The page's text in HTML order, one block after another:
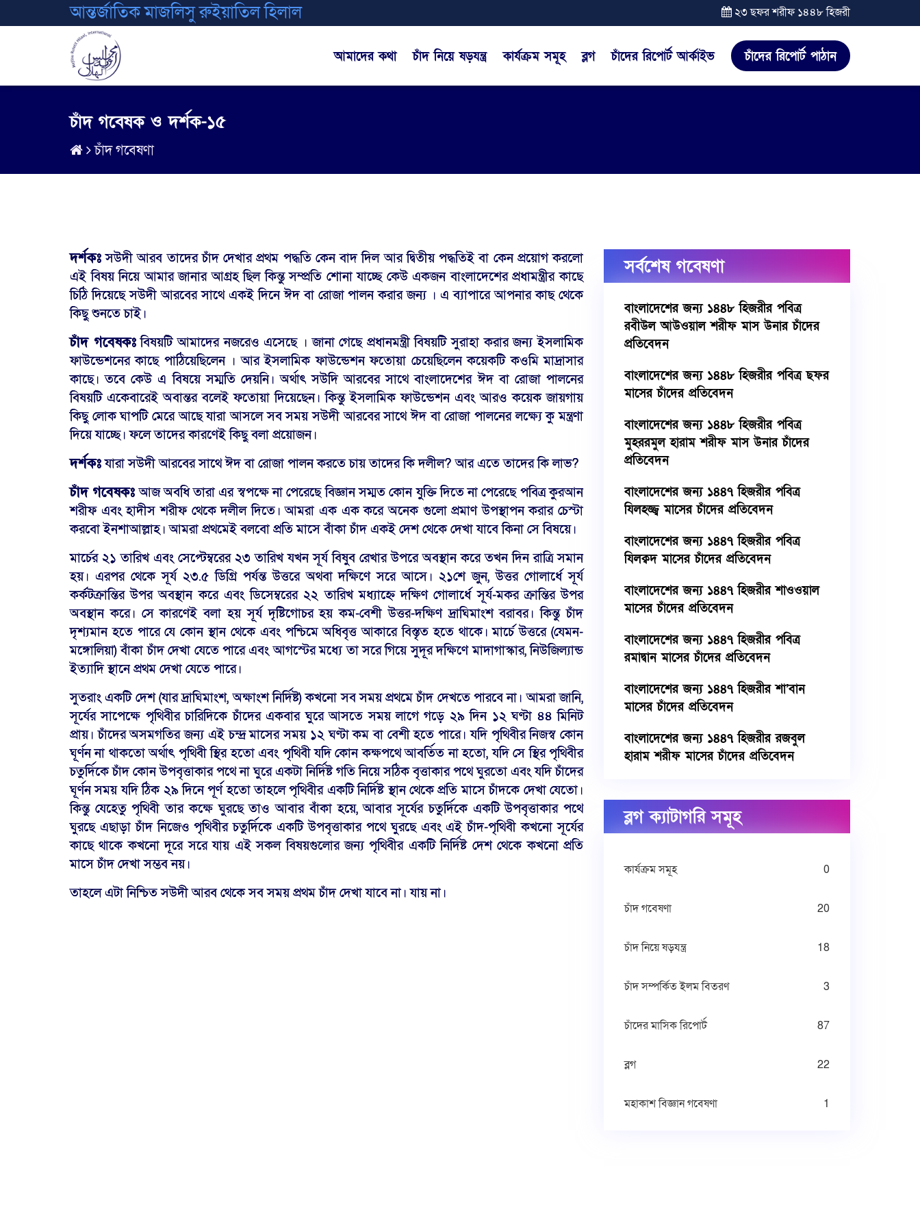
আন্তর্জাতিক মাজলিসু রুইয়াতিল হিলাল ২৩ ছফর শরীফ ১৪৪৮ হিজরী
আমাদের কথা চাঁদ নিয়ে ষড়যন্ত্র কার্যক্রম সমূহ ব্লগ চাঁদের রিপোর্ট আর্কাইভ চাঁদের রিপোর্ট পাঠান
চাঁদ গবেষক ও দর্শক-১৫
চাঁদ গবেষণা
দর্শকঃ সউদী আরব তাদের চাঁদ দেখার প্রথম পদ্ধতি কেন বাদ দিল আর দ্বিতীয় পদ্ধতিই বা কেন প্রয়োগ করলো
এই বিষয় নিয়ে আমার জানার আগ্রহ ছিল কিন্তু সম্প্রতি শোনা যাচ্ছে কেউ একজন বাংলাদেশের প্রধামন্ত্রীর কাছে
চিঠি দিয়েছে সউদী আরবের সাথে একই দিনে ঈদ বা রোজা পালন করার জন্য । এ ব্যাপারে আপনার কাছ থেকে
কিছু শুনতে চাই।
চাঁদ গবেষকঃবিষয়টি আমাদের নজরেও এসেছে । জানা গেছে প্রধানমন্ত্রী বিষয়টি সুরাহা করার জন্য ইসলামিক
ফাউন্ডেশনের কাছে পাঠিয়েছিলেন । আর ইসলামিক ফাউন্ডেশন ফতোয়া চেয়েছিলেন কয়েকটি কওমি মাদ্রাসার
কাছে। তবে কেউ এ বিষয়ে সম্মতি দেয়নি। অর্থাৎ সউদি আরবের সাথে বাংলাদেশের ঈদ বা রোজা পালনের
বিষয়টি একেবারেই অবান্তর বলেই ফতোয়া দিয়েছেন। কিন্তু ইসলামিক ফাউন্ডেশন এবং আরও কয়েক জায়গায়
কিছু লোক ঘাপটি মেরে আছে যারা আসলে সব সময় সউদী আরবের সাথে ঈদ বা রোজা পালনের লক্ষ্যে কু মন্ত্রণা
দিয়ে যাচ্ছে। ফলে তাদের কারণেই কিছু বলা প্রয়োজন।
দর্শকঃযারা সউদী আরবের সাথে ঈদ বা রোজা পালন করতে চায় তাদের কি দলীল? আর এতে তাদের কি লাভ?
চাঁদ গবেষকঃ আজ অবধি তারা এর স্বপক্ষে না পেরেছে বিজ্ঞান সম্মত কোন যুক্তি দিতে না পেরেছে পবিত্র কুরআন
শরীফ এবং হাদীস শরীফ থেকে দলীল দিতে। আমরা এক এক করে অনেক গুলো প্রমাণ উপস্থাপন করার চেস্টা
করবো ইনশাআল্লাহ। আমরা প্রথমেই বলবো প্রতি মাসে বাঁকা চাঁদ একই দেশ থেকে দেখা যাবে কিনা সে বিষয়ে।
মার্চের ২১ তারিখ এবং সেপ্টেম্বরের ২৩ তারিখ যখন সূর্য বিষুব রেখার উপরে অবস্থান করে তখন দিন রাত্রি সমান
হয়। এরপর থেকে সূর্য ২৩.৫ ডিগ্রি পর্যন্ত উত্তরে অথবা দক্ষিণে সরে আসে। ২১শে জুন, উত্তর গোলার্ধে সূর্য
কর্কটক্রান্তির উপর অবস্থান করে এবং ডিসেম্বরের ২২ তারিখ মধ্যাহ্নে দক্ষিণ গোলার্ধে সূর্য-মকর ক্রান্তির উপর
অবস্থান করে। সে কারণেই বলা হয় সূর্য দৃষ্টিগোচর হয় কম-বেশী উত্তর-দক্ষিণ দ্রাঘিমাংশ বরাবর। কিন্তু চাঁদ
দৃশ্যমান হতে পারে যে কোন স্থান থেকে এবং পশ্চিমে অধিবৃত্ত আকারে বিস্তৃত হতে থাকে। মার্চে উত্তরে (যেমন-
মঙ্গোলিয়া) বাঁকা চাঁদ দেখা যেতে পারে এবং আগস্টের মধ্যে তা সরে গিয়ে সুদূর দক্ষিণে মাদাগাস্কার, নিউজিল্যান্ড
ইত্যাদি স্থানে প্রথম দেখা যেতে পারে।
সুতরাং একটি দেশ (যার দ্রাঘিমাংশ, অক্ষাংশ নির্দিষ্ট) কখনো সব সময় প্রথমে চাঁদ দেখতে পারবে না। আমরা জানি,
সূর্যের সাপেক্ষে পৃথিবীর চারিদিকে চাঁদের একবার ঘুরে আসতে সময় লাগে গড়ে ২৯ দিন ১২ ঘণ্টা ৪৪ মিনিট
প্রায়। চাঁদের অসমগতির জন্য এই চন্দ্র মাসের সময় ১২ ঘণ্টা কম বা বেশী হতে পারে। যদি পৃথিবীর নিজস্ব কোন
ঘূর্ণন না থাকতো অর্থাৎ পৃথিবী স্থির হতো এবং পৃথিবী যদি কোন কক্ষপথে আবর্তিত না হতো, যদি সে স্থির পৃথিবীর
চতুর্দিকে চাঁদ কোন উপবৃত্তাকার পথে না ঘুরে একটা নির্দিষ্ট গতি নিয়ে সঠিক বৃত্তাকার পথে ঘুরতো এবং যদি চাঁদের
ঘূর্ণন সময় যদি ঠিক ২৯ দিনে পূর্ণ হতো তাহলে পৃথিবীর একটি নির্দিষ্ট স্থান থেকে প্রতি মাসে চাঁদকে দেখা যেতো।
কিন্তু যেহেতু পৃথিবী তার কক্ষে ঘুরছে তাও আবার বাঁকা হয়ে, আবার সূর্যের চতুর্দিকে একটি উপবৃত্তাকার পথে
ঘুরছে এছাড়া চাঁদ নিজেও পৃথিবীর চতুর্দিকে একটি উপবৃত্তাকার পথে ঘুরছে এবং এই চাঁদ-পৃথিবী কখনো সূর্যের
কাছে থাকে কখনো দূরে সরে যায় এই সকল বিষয়গুলোর জন্য পৃথিবীর একটি নির্দিষ্ট দেশ থেকে কখনো প্রতি
মাসে চাঁদ দেখা সম্ভব নয়।
তাহলে এটা নিশ্চিত সউদী আরব থেকে সব সময় প্রথম চাঁদ দেখা যাবে না। যায় না।
সর্বশেষ গবেষণা
বাংলাদেশের জন্য ১৪৪৮ হিজরীর পবিত্র
রবীউল আউওয়াল শরীফ মাস উনার চাঁদের
প্রতিবেদন
বাংলাদেশের জন্য ১৪৪৮ হিজরীর পবিত্র ছফর
মাসের চাঁদের প্রতিবেদন
বাংলাদেশের জন্য ১৪৪৮ হিজরীর পবিত্র
মুহররমুল হারাম শরীফ মাস উনার চাঁদের
প্রতিবেদন
বাংলাদেশের জন্য ১৪৪৭ হিজরীর পবিত্র
যিলহজ্জ্ব মাসের চাঁদের প্রতিবেদন
বাংলাদেশের জন্য ১৪৪৭ হিজরীর পবিত্র
যিলক্বদ মাসের চাঁদের প্রতিবেদন
বাংলাদেশের জন্য ১৪৪৭ হিজরীর শাওওয়াল
মাসের চাঁদের প্রতিবেদন
বাংলাদেশের জন্য ১৪৪৭ হিজরীর পবিত্র
রমাদ্বান মাসের চাঁদের প্রতিবেদন
বাংলাদেশের জন্য ১৪৪৭ হিজরীর শা’বান
মাসের চাঁদের প্রতিবেদন
বাংলাদেশের জন্য ১৪৪৭ হিজরীর রজবুল
হারাম শরীফ মাসের চাঁদের প্রতিবেদন
ব্লগ ক্যাটাগরি সমূহ
কার্যক্রম সমূহ 0
চাঁদ গবেষণা 20
চাঁদ নিয়ে ষড়যন্ত্র 18
চাঁদ সম্পর্কিত ইলম বিতরণ 3
চাঁদের মাসিক রিপোর্ট 87
ব্লগ 22
মহাকাশ বিজ্ঞান গবেষণা 1